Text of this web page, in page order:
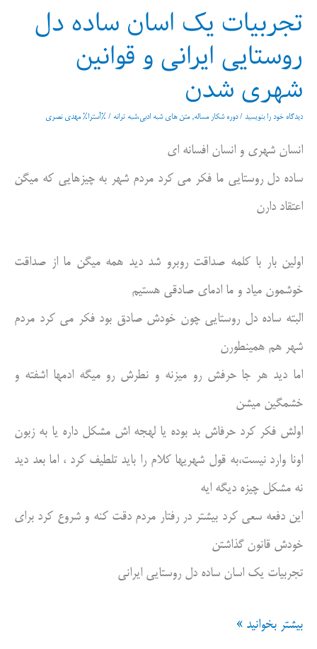
تجربیات یک اسان ساده دل
روستایی ایرانی و قوانین
شهری شدن
دیدگاه‌ خود را بنویسید /دوره شکار مساله,متن های شبه ادبی،شبه ترانه / %آسترا% مهدی نصری
انسان شهری و انسان افسانه ای
ساده دل روستایی ما فکر می کرد مردم شهر به چیزهایی که میگن
اعتقاد دارن
اولین بار با کلمه صداقت روبرو شد دید همه میگن ما از صداقت
خوشمون میاد و ما ادمای صادقی هستیم
البته ساده دل روستایی چون خودش صادق بود فکر می کرد مردم
شهر هم همینطورن
اما دید هر جا حرفش رو میزنه و نطرش رو میگه ادمها اشفته و
خشمگین میشن
اولش فکر کرد حرفاش بد بوده یا لهجه اش مشکل داره یا به زبون
اونا وارد نیست،به قول شهریها کلام را باید تلطیف کرد ، اما بعد دید
نه مشکل چیزه دیگه ایه
این دفعه سعی کرد بیشتر در رفتار مردم دقت کنه و شروع کرد برای
خودش قانون گذاشتن
تجربیات یک اسان ساده دل روستایی ایرانی
تجربیات
بیشتر بخوانید »